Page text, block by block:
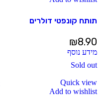
תותח קונפטי דולרים
₪8.90
מידע נוסף
Sold out
Quick view
Add to wishlist